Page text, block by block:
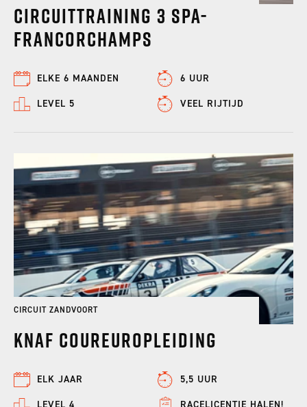
Circuittraining 3 Spa-
Francorchamps
ELKE 6 MAANDEN
6 UUR
LEVEL 5
VEEL RIJTIJD
CIRCUIT ZANDVOORT
KNAF Coureuropleiding
ELK JAAR
5,5 UUR